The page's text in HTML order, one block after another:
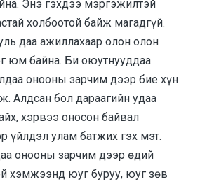
Энэ гэхдээ мэргэжилтэй
холбоотой байж магадгүй.
даа ажиллахаар олон олон
юм байна. Би оюутнууддаа
онооны зарчим дээр бие хүн
Алдсан бол дараагийн удаа
хэрвээ оносон байвал
үйлдэл улам батжих гэх мэт.
онооны зарчим дээр өдий
хэмжээнд юуг буруу, юуг зөв